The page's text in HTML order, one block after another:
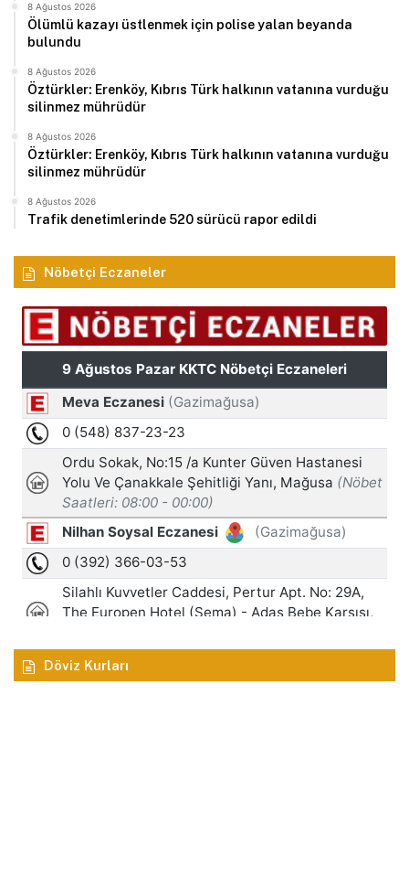
8 Ağustos 2026
Ölümlü kazayı üstlenmek için polise yalan beyanda
bulundu
8 Ağustos 2026
Öztürkler: Erenköy, Kıbrıs Türk halkının vatanına vurduğu
silinmez mührüdür
8 Ağustos 2026
Öztürkler: Erenköy, Kıbrıs Türk halkının vatanına vurduğu
silinmez mührüdür
8 Ağustos 2026
Trafik denetimlerinde 520 sürücü rapor edildi
Nöbetçi Eczaneler
Döviz Kurları